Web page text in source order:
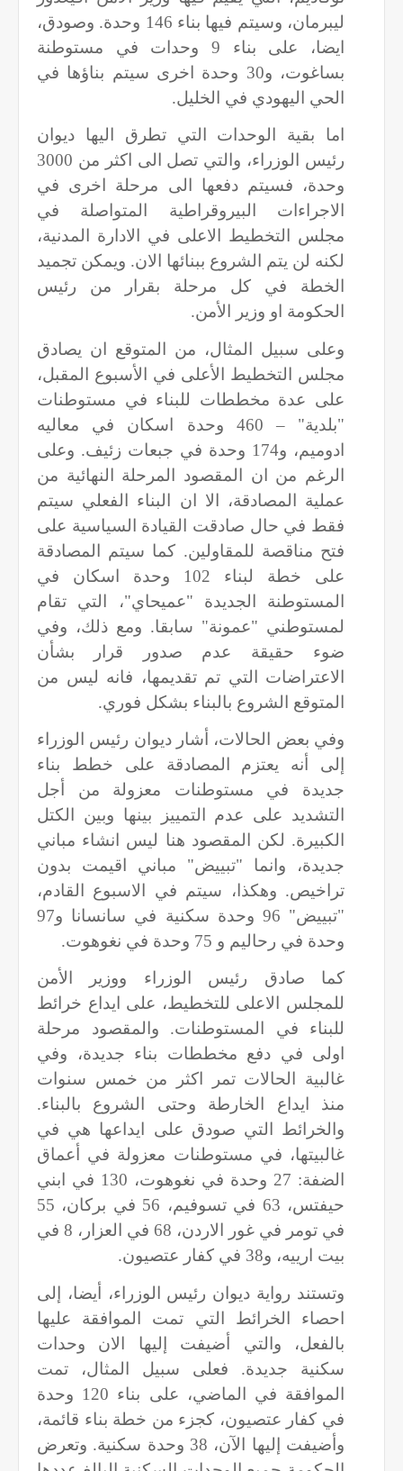
ليبرمان، وسيتم فيها بناء 146 وحدة. وصودق،
ايضا، على بناء 9 وحدات في مستوطنة
بساغوت، و30 وحدة اخرى سيتم بناؤها في
الحي اليهودي في الخليل.
اما بقية الوحدات التي تطرق اليها ديوان
رئيس الوزراء، والتي تصل الى اكثر من 3000
وحدة، فسيتم دفعها الى مرحلة اخرى في
الاجراءات البيروقراطية المتواصلة في
مجلس التخطيط الاعلى في الادارة المدنية،
لكنه لن يتم الشروع ببنائها الان. ويمكن تجميد
الخطة في كل مرحلة بقرار من رئيس
الحكومة او وزير الأمن.
وعلى سبيل المثال، من المتوقع ان يصادق
مجلس التخطيط الأعلى في الأسبوع المقبل،
على عدة مخططات للبناء في مستوطنات
"بلدية" – 460 وحدة اسكان في معاليه
ادوميم، و174 وحدة في جبعات زئيف. وعلى
الرغم من ان المقصود المرحلة النهائية من
عملية المصادقة، الا ان البناء الفعلي سيتم
فقط في حال صادقت القيادة السياسية على
فتح مناقصة للمقاولين. كما سيتم المصادقة
على خطة لبناء 102 وحدة اسكان في
المستوطنة الجديدة "عميحاي"، التي تقام
لمستوطني "عمونة" سابقا. ومع ذلك، وفي
ضوء حقيقة عدم صدور قرار بشأن
الاعتراضات التي تم تقديمها، فانه ليس من
المتوقع الشروع بالبناء بشكل فوري.
وفي بعض الحالات، أشار ديوان رئيس الوزراء
إلى أنه يعتزم المصادقة على خطط بناء
جديدة في مستوطنات معزولة من أجل
التشديد على عدم التمييز بينها وبين الكتل
الكبيرة. لكن المقصود هنا ليس انشاء مباني
جديدة، وانما "تبييض" مباني اقيمت بدون
تراخيص. وهكذا، سيتم في الاسبوع القادم،
"تبييض" 96 وحدة سكنية في سانسانا و97
وحدة في رحاليم و 75 وحدة في نغوهوت.
كما صادق رئيس الوزراء ووزير الأمن
للمجلس الاعلى للتخطيط، على ايداع خرائط
للبناء في المستوطنات. والمقصود مرحلة
اولى في دفع مخططات بناء جديدة، وفي
غالبية الحالات تمر اكثر من خمس سنوات
منذ ايداع الخارطة وحتى الشروع بالبناء.
والخرائط التي صودق على ايداعها هي في
غالبيتها، في مستوطنات معزولة في أعماق
الضفة: 27 وحدة في نغوهوت، 130 في ابني
حيفتس، 63 في تسوفيم، 56 في بركان، 55
في تومر في غور الاردن، 68 في العزار، 8 في
بيت ارييه، و38 في كفار عتصيون.
وتستند رواية ديوان رئيس الوزراء، أيضا، إلى
احصاء الخرائط التي تمت الموافقة عليها
بالفعل، والتي أضيفت إليها الان وحدات
سكنية جديدة. فعلى سبيل المثال، تمت
الموافقة في الماضي، على بناء 120 وحدة
في كفار عتصيون، كجزء من خطة بناء قائمة،
وأضيفت إليها الآن، 38 وحدة سكنية. وتعرض